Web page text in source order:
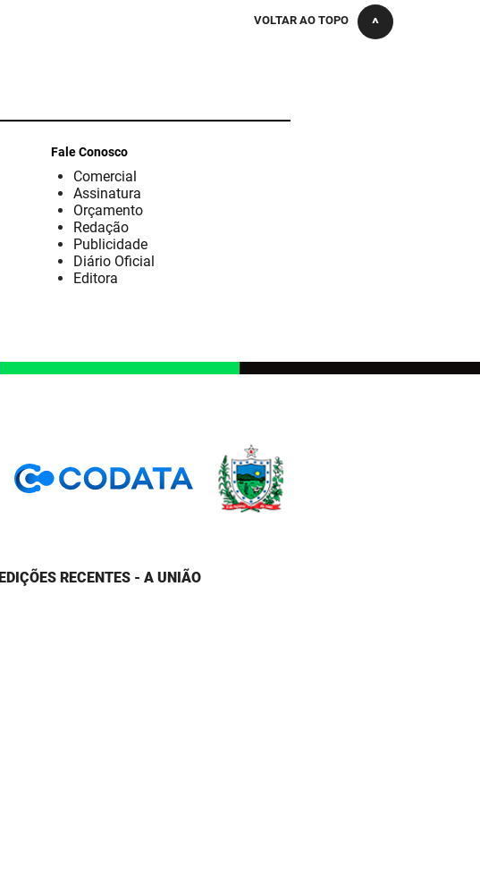
VOLTAR AO TOPO
Fale Conosco
Comercial
Assinatura
Orçamento
Redação
Publicidade
Diário Oficial
Editora
EDIÇÕES RECENTES - A UNIÃO